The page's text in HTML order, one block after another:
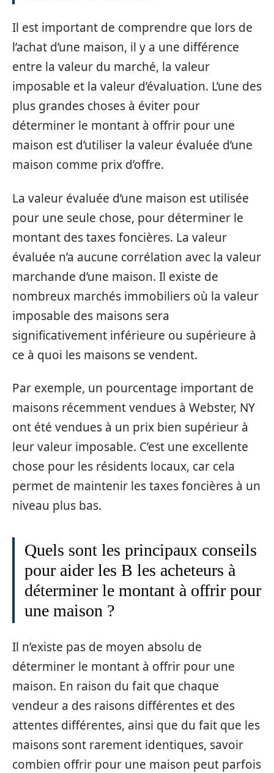
Il est important de comprendre que lors de
l’achat d’une maison, il y a une différence
entre la valeur du marché, la valeur
imposable et la valeur d’évaluation. L’une des
plus grandes choses à éviter pour
déterminer le montant à offrir pour une
maison est d’utiliser la valeur évaluée d’une
maison comme prix d’offre.
La valeur évaluée d’une maison est utilisée
pour une seule chose, pour déterminer le
montant des taxes foncières. La valeur
évaluée n’a aucune corrélation avec la valeur
marchande d’une maison. Il existe de
nombreux marchés immobiliers où la valeur
imposable des maisons sera
significativement inférieure ou supérieure à
ce à quoi les maisons se vendent.
Par exemple, un pourcentage important de
maisons récemment vendues à Webster, NY
ont été vendues à un prix bien supérieur à
leur valeur imposable. C’est une excellente
chose pour les résidents locaux, car cela
permet de maintenir les taxes foncières à un
niveau plus bas.
Quels sont les principaux conseils
pour aider les B les acheteurs à
déterminer le montant à offrir pour
une maison ?
Il n’existe pas de moyen absolu de
déterminer le montant à offrir pour une
maison. En raison du fait que chaque
vendeur a des raisons différentes et des
attentes différentes, ainsi que du fait que les
maisons sont rarement identiques, savoir
combien offrir pour une maison peut parfois